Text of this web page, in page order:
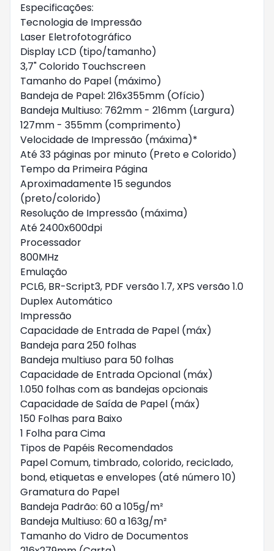
Especificações:
Tecnologia de Impressão
Laser Eletrofotográfico
Display LCD (tipo/tamanho)
3,7" Colorido Touchscreen
Tamanho do Papel (máximo)
Bandeja de Papel: 216x355mm (Ofício)
Bandeja Multiuso: 762mm - 216mm (Largura)
127mm - 355mm (comprimento)
Velocidade de Impressão (máxima)*
Até 33 páginas por minuto (Preto e Colorido)
Tempo da Primeira Página
Aproximadamente 15 segundos
(preto/colorido)
Resolução de Impressão (máxima)
Até 2400x600dpi
Processador
800MHz
Emulação
PCL6, BR-Script3, PDF versão 1.7, XPS versão 1.0
Duplex Automático
Impressão
Capacidade de Entrada de Papel (máx)
Bandeja para 250 folhas
Bandeja multiuso para 50 folhas
Capacidade de Entrada Opcional (máx)
1.050 folhas com as bandejas opcionais
Capacidade de Saída de Papel (máx)
150 Folhas para Baixo
1 Folha para Cima
Tipos de Papéis Recomendados
Papel Comum, timbrado, colorido, reciclado,
bond, etiquetas e envelopes (até número 10)
Gramatura do Papel
Bandeja Padrão: 60 a 105g/m²
Bandeja Multiuso: 60 a 163g/m²
Tamanho do Vidro de Documentos